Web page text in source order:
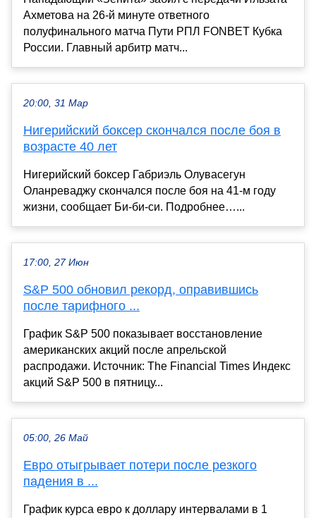
Ахметова на 26-й минуте ответного
полуфинального матча Пути РПЛ FONBET Кубка
России. Главный арбитр матч...
20:00, 31 Мар
Нигерийский боксер скончался после боя в
возрасте 40 лет
Нигерийский боксер Габриэль Олувасегун
Оланреваджу скончался после боя на 41‑м году
жизни, сообщает Би‑би‑си. Подробнее…...
17:00, 27 Июн
S&P 500 обновил рекорд, оправившись
после тарифного ...
График S&P 500 показывает восстановление
американских акций после апрельской
распродажи. Источник: The Financial Times Индекс
акций S&P 500 в пятницу...
05:00, 26 Май
Евро отыгрывает потери после резкого
падения в ...
График курса евро к доллару интервалами в 1